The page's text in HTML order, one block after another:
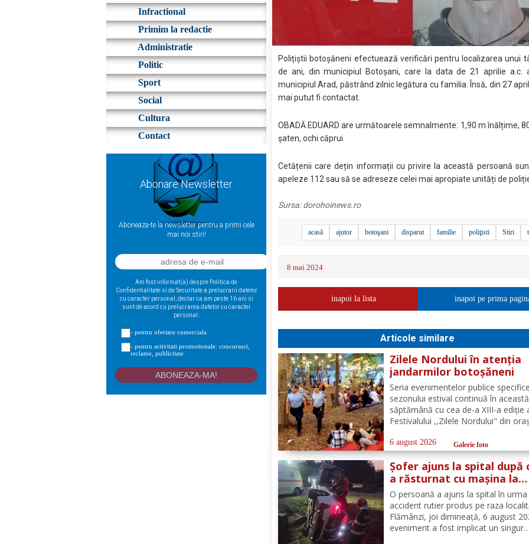
Infractional
Primim la redactie
Administratie
Politic
Sport
Social
Cultura
Contact
Abonare Newsletter
Aboneaza-te la newsletter pentru a primi cele
mai noi stiri!
Am fost informat(a) despre Politica de
Confidentialitate si de Securitate a prelucrarii datelor
cu caracter personal, declar ca am peste 16 ani si
sunt de acord cu prelucrarea datelor cu caracter
personal:
- pentru ofertare comerciala
- pentru activitati promotionale: concursuri,
reclame, publicitate
Polițiștii botoșăneni efectuează verificări pentru localizarea unui
de ani, din municipiul Botoșani, care la data de 21 aprilie a.c.
municipiul Arad, păstrând zilnic legătura cu familia. Însă, din 27
mai putut fi contactat.
OBADĂ EDUARD are următoarele semnalmente: 1,90 m înălțime,
șaten, ochi căprui.
Cetățenii care dețin informații cu privire la această persoană
apeleze 112 sau să se adreseze celei mai apropiate unități de
Sursa:dorohoinews.ro
acasă ajutor botoşani disparut familie poliţisti Stiri
8 mai 2024
inapoi la lista inapoi pe prima
Articole similare
Zilele Nordului în atenția
jandarmilor botoșăneni
Seria evenimentelor publice specifice
sezonului estival continuă în această
săptămână cu cea de-a XIII-a ediție
Festivalului ,,Zilele Nordului" din
numeroasă la care Inspectoratul de
Jandarmi Județean Botoșani, în
cu partenerii instituționali,...
6 august 2026 Galerie foto
Șofer ajuns la spital după
a răsturnat cu mașina la
Flămânzi
O persoană a ajuns la spital în urma
accident rutier produs pe raza
Flămânzi, joi dimineață, 6 august
eveniment a fost implicat un singur